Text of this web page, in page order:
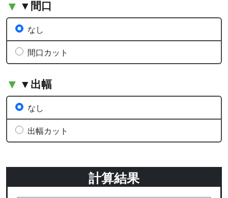
▼間口
なし
間口カット
▼出幅
なし
出幅カット
計算結果